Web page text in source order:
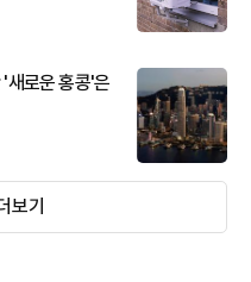
새로운 홍콩'은
보기